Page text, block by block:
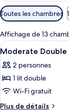
Filtres
disponibles
pour
les
chambres
Toutes les chambres
Affichage de 13
Afficher
toutes
les
photos
pour
ce
1
Moderate Double
2 personnes
1 lit double
Wi-Fi gratuit
Plus de détails
Plus